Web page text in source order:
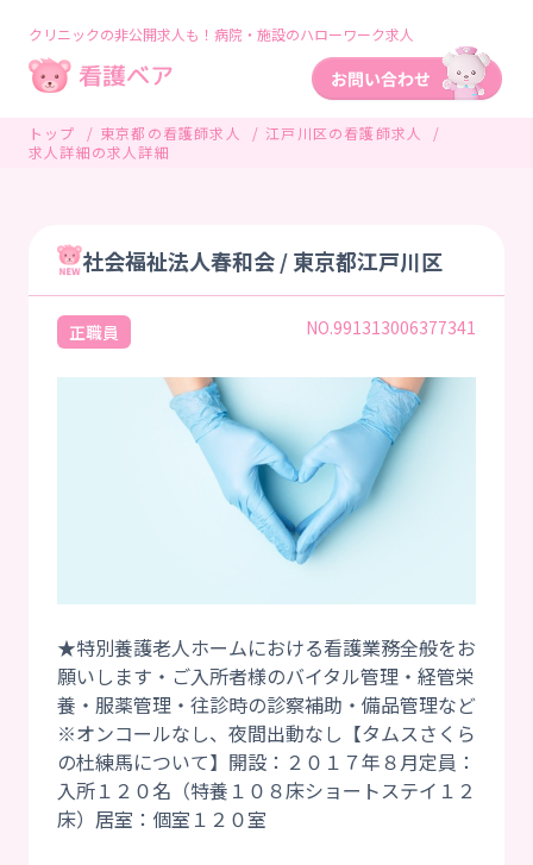
クリニックの非公開求人も！病院・施設のハローワーク求人
トップ 東京都の看護師求人
江戸川区の看護師求人
求人詳細の求人詳細
社会福祉法人春和会 / 東京都江戸川区
正職員 NO.991313006377341
★特別養護老人ホームにおける看護業務全般をお
願いします・ご入所者様のバイタル管理・経管栄
養・服薬管理・往診時の診察補助・備品管理など
※オンコールなし、夜間出動なし【タムスさくら
の杜練馬について】開設：２０１７年８月定員：
入所１２０名（特養１０８床ショートステイ１２